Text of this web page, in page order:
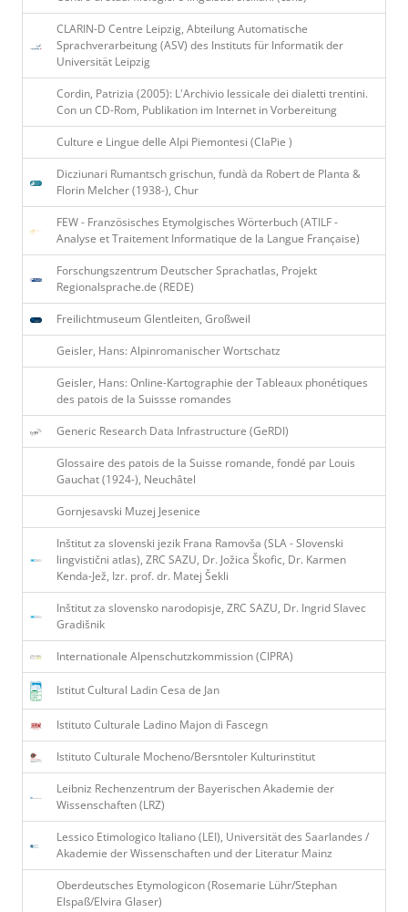
CLARIN-D Centre Leipzig, Abteilung Automatische
Sprachverarbeitung (ASV) des Instituts für Informatik der
Universität Leipzig
Cordin, Patrizia (2005): L'Archivio lessicale dei dialetti trentini.
Con un CD-Rom, Publikation im Internet in Vorbereitung
Culture e Lingue delle Alpi Piemontesi (ClaPie )
Dicziunari Rumantsch grischun, fundà da Robert de Planta &
Florin Melcher (1938-), Chur
FEW - Französisches Etymolgisches Wörterbuch (ATILF -
Analyse et Traitement Informatique de la Langue Franҫaise)
Forschungszentrum Deutscher Sprachatlas, Projekt
Regionalsprache.de (REDE)
Freilichtmuseum Glentleiten, Großweil
Geisler, Hans: Alpinromanischer Wortschatz
Geisler, Hans: Online-Kartographie der Tableaux phonétiques
des patois de la Suissse romandes
Generic Research Data Infrastructure (GeRDI)
Glossaire des patois de la Suisse romande, fondé par Louis
Gauchat (1924-), Neuchâtel
Gornjesavski Muzej Jesenice
Inštitut za slovenski jezik Frana Ramovša (SLA - Slovenski
lingvistični atlas), ZRC SAZU, Dr. Jožica Škofic, Dr. Karmen
Kenda-Jež, Izr. prof. dr. Matej Šekli
Inštitut za slovensko narodopisje, ZRC SAZU, Dr. Ingrid Slavec
Gradišnik
Internationale Alpenschutzkommission (CIPRA)
Istitut Cultural Ladin Cesa de Jan
Istituto Culturale Ladino Majon di Fascegn
Istituto Culturale Mocheno/Bersntoler Kulturinstitut
Leibniz Rechenzentrum der Bayerischen Akademie der
Wissenschaften (LRZ)
Lessico Etimologico Italiano (LEI), Universität des Saarlandes /
Akademie der Wissenschaften und der Literatur Mainz
Oberdeutsches Etymologicon (Rosemarie Lühr/Stephan
Elspaß/Elvira Glaser)